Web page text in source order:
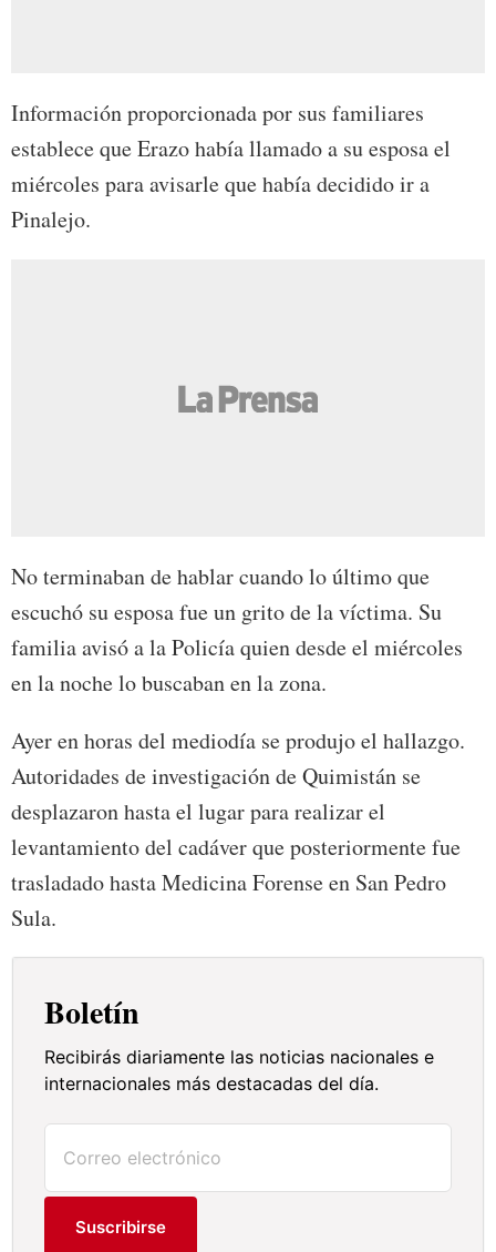
Información proporcionada por sus familiares
establece que Erazo había llamado a su esposa el
miércoles para avisarle que había decidido ir a
Pinalejo.
No terminaban de hablar cuando lo último que
escuchó su esposa fue un grito de la víctima. Su
familia avisó a la Policía quien desde el miércoles
en la noche lo buscaban en la zona.
Ayer en horas del mediodía se produjo el hallazgo.
Autoridades de investigación de Quimistán se
desplazaron hasta el lugar para realizar el
levantamiento del cadáver que posteriormente fue
trasladado hasta Medicina Forense en San Pedro
Sula.
Boletín
Recibirás diariamente las noticias nacionales e
internacionales más destacadas del día.
Suscribirse